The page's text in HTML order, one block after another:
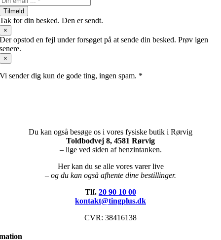
Tilmeld
Tak for din besked. Den er sendt.
×
Der opstod en fejl under forsøget på at sende din besked. Prøv igen
senere.
×
Vi sender dig kun de gode ting, ingen spam. *
Du kan også besøge os i vores fysiske butik i Rørvig
Toldbodvej 8, 4581 Rørvig
– lige ved siden af benzintanken.
Her kan du se alle vores varer live
– og du kan også afhente dine bestillinger.
Tlf. 20 90 10 00
kontakt@tingplus.dk
CVR: 38416138